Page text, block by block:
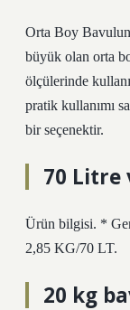
Orta Boy
büyük olan orta
ölçülerinde
pratik kullanımı
bir seçenektir.
70 Litre
Ürün bilgisi. *
2,85 KG/70 LT.
20 kg